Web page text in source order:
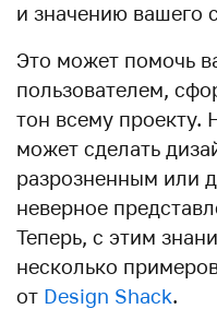
и значению вашего
Это может помочь
пользователем,
тон всему
может сделать
разрозненным или
неверное
Теперь, с этим
несколько
от Design Shack.